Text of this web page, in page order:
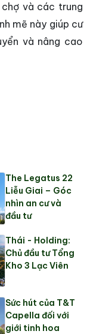
chợ và các trung
mẽ này giúp cư
và nâng cao
The Legatus 22
Liễu Giai – Góc
nhìn an cư và
đầu tư
Thái - Holding:
Chủ đầu tư Tổng
Kho 3 Lạc Viên
Sức hút của T&T
Capella đối với
giới tinh hoa